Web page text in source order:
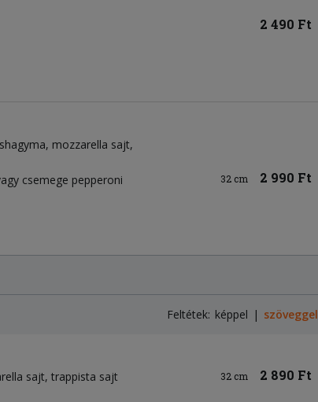
2 490 Ft
mozzarella sajt
csemege pepperoni
32 cm 2 990 Ft
Feltétek: képpel szöveggel
sajt trappista sajt
32 cm 2 890 Ft